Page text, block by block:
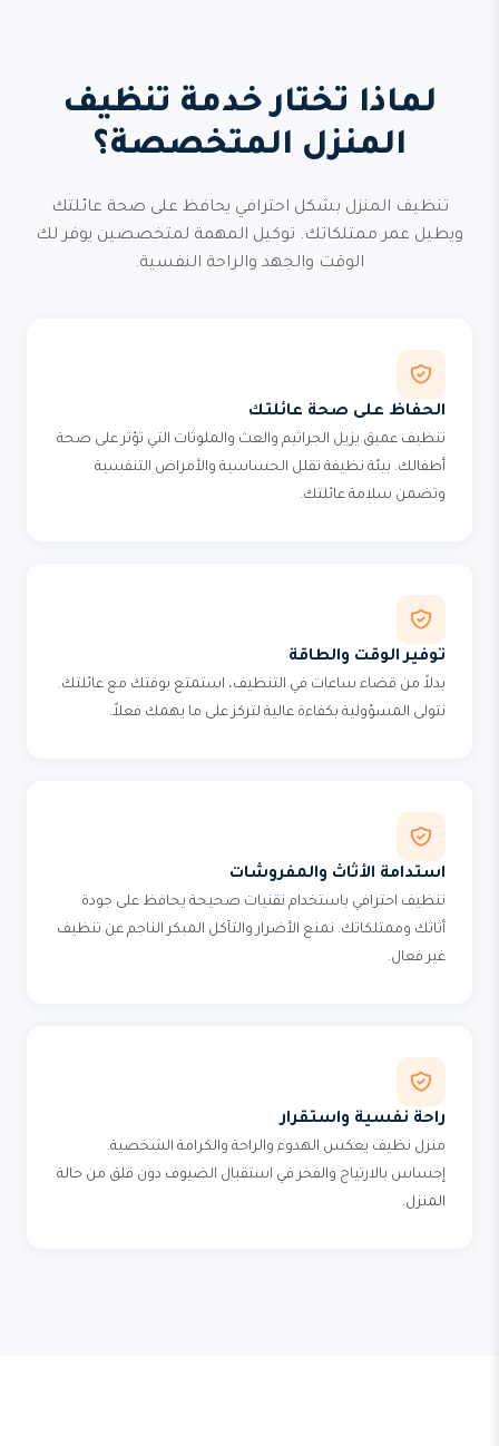
لماذا تختار خدمة تنظيف
المنزل المتخصصة؟
تنظيف المنزل بشكل احترافي يحافظ على صحة عائلتك
ويطيل عمر ممتلكاتك. توكيل المهمة لمتخصصين يوفر لك
الوقت والجهد والراحة النفسية.
الحفاظ على صحة عائلتك
تنظيف عميق يزيل الجراثيم والعث والملوثات التي تؤثر على صحة
أطفالك. بيئة نظيفة تقلل الحساسية والأمراض التنفسية
وتضمن سلامة عائلتك.
توفير الوقت والطاقة
بدلاً من قضاء ساعات في التنظيف، استمتع بوقتك مع عائلتك.
نتولى المسؤولية بكفاءة عالية لتركز على ما يهمك فعلاً.
استدامة الأثاث والمفروشات
تنظيف احترافي باستخدام تقنيات صحيحة يحافظ على جودة
أثاثك وممتلكاتك. نمنع الأضرار والتآكل المبكر الناجم عن تنظيف
غير فعال.
راحة نفسية واستقرار
منزل نظيف يعكس الهدوء والراحة والكرامة الشخصية.
إحساس بالارتياح والفخر في استقبال الضيوف دون قلق من حالة
المنزل.